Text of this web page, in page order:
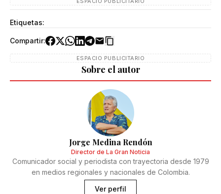
Etiquetas:
Compartir:
ESPACIO PUBLICITARIO
Sobre el autor
Jorge Medina Rendón
Director de La Gran Noticia
Comunicador social y periodista con trayectoria desde 1979
en medios regionales y nacionales de Colombia.
Ver perfil